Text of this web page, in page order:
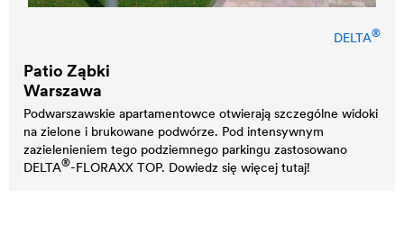
DELTA®
Patio Ząbki
Warszawa
Podwarszawskie apartamentowce otwierają szczególne widoki
na zielone i brukowane podwórze. Pod intensywnym
zazielenieniem tego podziemnego parkingu zastosowano
DELTA®-FLORAXX TOP. Dowiedz się więcej tutaj!